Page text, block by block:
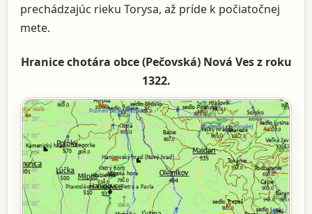
prechádzajúc rieku Torysa, až príde k počiatočnej
mete.
Hranice chotára obce (Pečovská) Nová Ves z roku
1322.